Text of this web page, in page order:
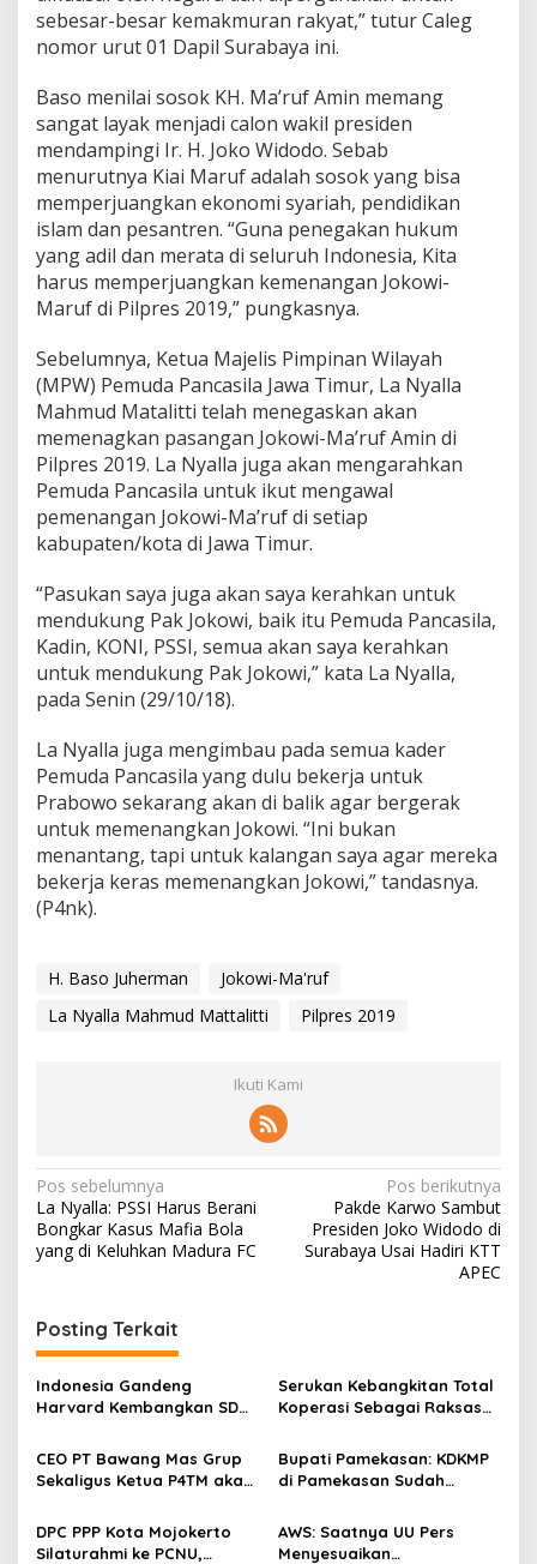
sebesar-besar kemakmuran rakyat,” tutur Caleg
nomor urut 01 Dapil Surabaya ini.
Baso menilai sosok KH. Ma’ruf Amin memang
sangat layak menjadi calon wakil presiden
mendampingi Ir. H. Joko Widodo. Sebab
menurutnya Kiai Maruf adalah sosok yang bisa
memperjuangkan ekonomi syariah, pendidikan
islam dan pesantren. “Guna penegakan hukum
yang adil dan merata di seluruh Indonesia, Kita
harus memperjuangkan kemenangan Jokowi-
Maruf di Pilpres 2019,” pungkasnya.
Sebelumnya, Ketua Majelis Pimpinan Wilayah
(MPW) Pemuda Pancasila Jawa Timur, La Nyalla
Mahmud Matalitti telah menegaskan akan
memenagkan pasangan Jokowi-Ma’ruf Amin di
Pilpres 2019. La Nyalla juga akan mengarahkan
Pemuda Pancasila untuk ikut mengawal
pemenangan Jokowi-Ma’ruf di setiap
kabupaten/kota di Jawa Timur.
“Pasukan saya juga akan saya kerahkan untuk
mendukung Pak Jokowi, baik itu Pemuda Pancasila,
Kadin, KONI, PSSI, semua akan saya kerahkan
untuk mendukung Pak Jokowi,” kata La Nyalla,
pada Senin (29/10/18).
La Nyalla juga mengimbau pada semua kader
Pemuda Pancasila yang dulu bekerja untuk
Prabowo sekarang akan di balik agar bergerak
untuk memenangkan Jokowi. “Ini bukan
menantang, tapi untuk kalangan saya agar mereka
bekerja keras memenangkan Jokowi,” tandasnya.
(P4nk).
H. Baso Juherman
Jokowi-Ma'ruf
La Nyalla Mahmud Mattalitti
Pilpres 2019
Ikuti Kami
N
a
v
g
a
s
i
p
o
s
Pos sebelumnya
La Nyalla: PSSI Harus Berani
Bongkar Kasus Mafia Bola
yang di Keluhkan Madura FC
Pos berikutnya
Pakde Karwo Sambut
Presiden Joko Widodo di
Surabaya Usai Hadiri KTT
APEC
Posting Terkait
Indonesia Gandeng
Harvard Kembangkan SDM
Dunia
Serukan Kebangkitan Total
Koperasi Sebagai Raksasa
79
CEO PT Bawang Mas Grup
Sekaligus Ketua P4TM akan
Tembakau di Madura
Bupati Pamekasan: KDKMP
di Pamekasan Sudah
Selesai Akhir Juli 2026
DPC PPP Kota Mojokerto
Silaturahmi ke PCNU,
AWS: Saatnya UU Pers
Menyesuaikan